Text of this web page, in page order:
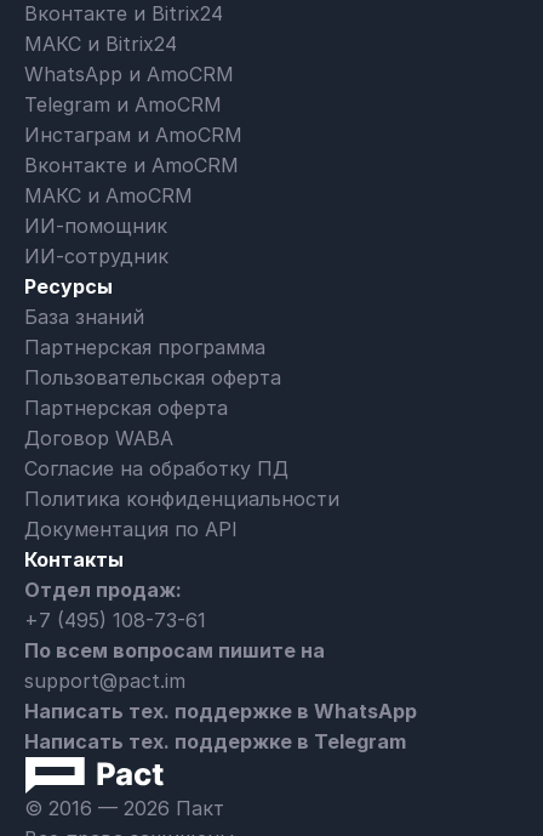
© 2016 — 2026 Пакт
Вконтакте и Bitrix24
МАКС и Bitrix24
WhatsApp и AmoCRM
Telegram и AmoCRM
Инстаграм и AmoCRM
Вконтакте и AmoCRM
МАКС и AmoCRM
ИИ-помощник
ИИ-сотрудник
Ресурсы
База знаний
Партнерская программа
Пользовательская оферта
Партнерская оферта
Договор WABA
Согласие на обработку ПД
Политика конфиденциальности
Документация по API
Контакты
Отдел продаж:
+7 (495) 108-73-61
По всем вопросам пишите на
support@pact.im
Написать тех. поддержке в WhatsApp
Написать тех. поддержке в Telegram